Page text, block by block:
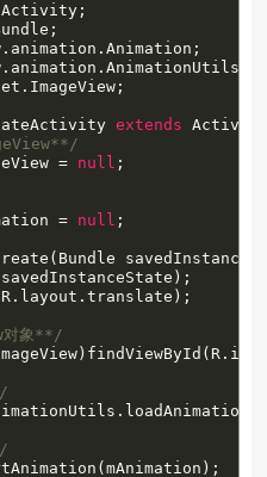
extends
=
null ;
=
null ;
对象**/